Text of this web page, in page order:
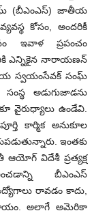
(బీఎంఎస్‌) జాతీయ
కోసం, అందరికీ
ఇవాళ ప్రపంచం
ఎన్నికైన నారాయణన్‌
స్వయంసేవక్‌ సంఘ్‌
అడుగుజాడను
వైరుధ్యాలు ఉండేవి.
కార్మిక అనుకూల
ఇంతకు
విదేశీ ప్రత్యక్ష
బీఎంఎస్‌
రావడం కాదు,
అలాగే అమెరికా